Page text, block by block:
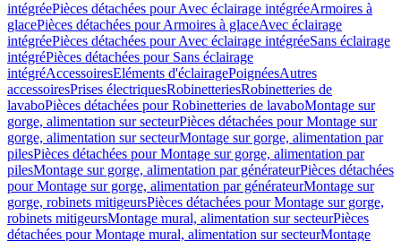
intégréePièces détachées pour Avec éclairage intégréeArmoires à
glacePièces détachées pour Armoires à glaceAvec éclairage
intégréePièces détachées pour Avec éclairage intégréeSans éclairage
intégréPièces détachées pour Sans éclairage
intégréAccessoiresEléments d'éclairagePoignéesAutres
accessoiresPrises électriquesRobinetteriesRobinetteries de
lavaboPièces détachées pour Robinetteries de lavaboMontage sur
gorge, alimentation sur secteurPièces détachées pour Montage sur
gorge, alimentation sur secteurMontage sur gorge, alimentation par
pilesPièces détachées pour Montage sur gorge, alimentation par
pilesMontage sur gorge, alimentation par générateurPièces détachées
pour Montage sur gorge, alimentation par générateurMontage sur
gorge, robinets mitigeursPièces détachées pour Montage sur gorge,
robinets mitigeursMontage mural, alimentation sur secteurPièces
détachées pour Montage mural, alimentation sur secteurMontage